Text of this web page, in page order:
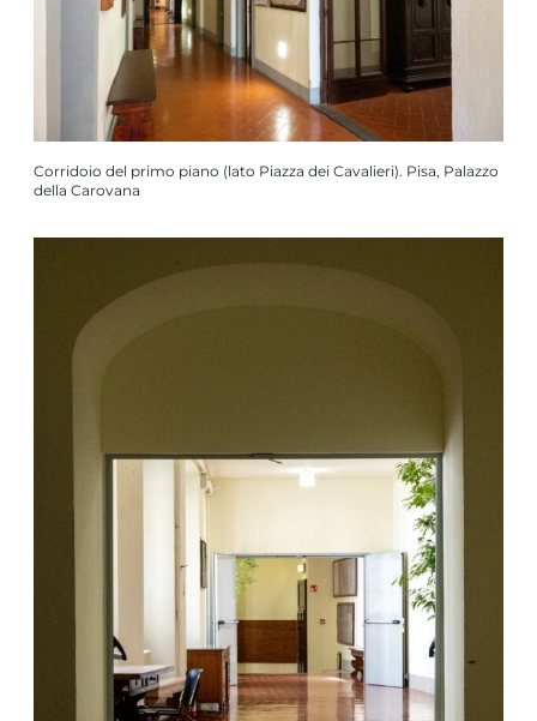
Corridoio del primo piano (lato Piazza dei Cavalieri). Pisa, Palazzo
della Carovana